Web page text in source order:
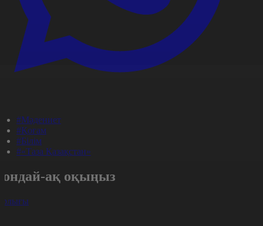
#Мәдениет
#Қоғам
#Білім
#«Таза Қазақстан»
ақ оқыңыз